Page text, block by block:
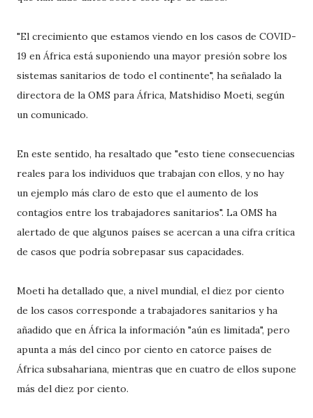
"El crecimiento que estamos viendo en los casos de COVID-
19 en África está suponiendo una mayor presión sobre los
sistemas sanitarios de todo el continente", ha señalado la
directora de la OMS para África, Matshidiso Moeti, según
un comunicado.
En este sentido, ha resaltado que "esto tiene consecuencias
reales para los individuos que trabajan con ellos, y no hay
un ejemplo más claro de esto que el aumento de los
contagios entre los trabajadores sanitarios". La OMS ha
alertado de que algunos países se acercan a una cifra crítica
de casos que podría sobrepasar sus capacidades.
Moeti ha detallado que, a nivel mundial, el diez por ciento
de los casos corresponde a trabajadores sanitarios y ha
añadido que en África la información "aún es limitada", pero
apunta a más del cinco por ciento en catorce países de
África subsahariana, mientras que en cuatro de ellos supone
más del diez por ciento.